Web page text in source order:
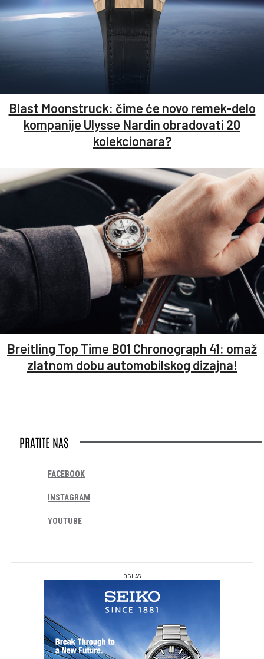
Blast Moonstruck: čime će novo remek-delo
kompanije Ulysse Nardin obradovati 20
kolekcionara?
Breitling Top Time B01 Chronograph 41: omaž
zlatnom dobu automobilskog dizajna!
PRATITE NAS
FACEBOOK
INSTAGRAM
YOUTUBE
- OGLAS -